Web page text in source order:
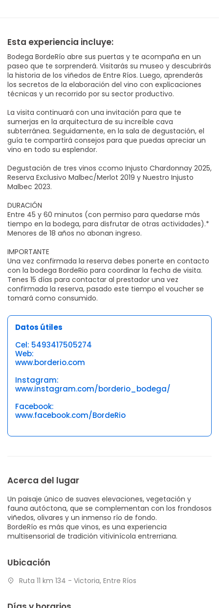
Esta experiencia incluye:
Bodega BordeRío abre sus puertas y te acompaña en un
paseo que te sorprenderá. Visitarás su museo y descubrirás
la historia de los viñedos de Entre Ríos. Luego, aprenderás
los secretos de la elaboración del vino con explicaciones
técnicas y un recorrido por su sector productivo.
La visita continuará con una invitación para que te
sumerjas en la arquitectura de su increíble cava
subterránea. Seguidamente, en la sala de degustación, el
guía te compartirá consejos para que puedas apreciar un
vino en todo su esplendor.
Degustación de tres vinos ccomo Injusto Chardonnay 2025,
Reserva Exclusivo Malbec/Merlot 2019 y Nuestro Injusto
Malbec 2023.
DURACIÓN
Entre 45 y 60 minutos (con permiso para quedarse más
tiempo en la bodega, para disfrutar de otras actividades).*
Menores de 18 años no abonan ingreso.
IMPORTANTE
Una vez confirmada la reserva debes ponerte en contacto
con la bodega BordeRio para coordinar la fecha de visita.
Tenes 15 días para contactar al prestador una vez
confirmada la reserva, pasado este tiempo el voucher se
tomará como consumido.
Datos útiles
Cel: 5493417505274
Web:
www.borderio.com
Instagram:
www.instagram.com/borderio_bodega/
Facebook:
www.facebook.com/BordeRio
Acerca del lugar
Un paisaje único de suaves elevaciones, vegetación y
fauna autóctona, que se complementan con los frondosos
viñedos, olivares y un inmenso río de fondo.
BordeRío es más que vinos, es una experiencia
multisensorial de tradición vitivinícola entrerriana.
Ubicación
Ruta 11 km 134 - Victoria, Entre Ríos